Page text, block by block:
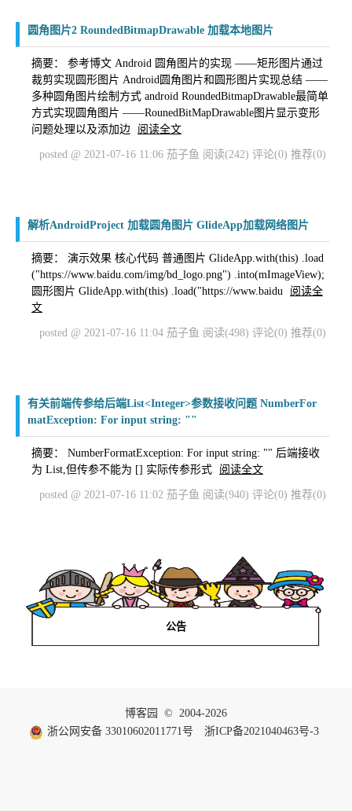
圆角图片2 RoundedBitmapDrawable 加载本地图片
摘要： 参考博文 Android 圆角图片的实现 ——矩形图片通过
裁剪实现圆形图片 Android圆角图片和圆形图片实现总结 ——
多种圆角图片绘制方式 android RoundedBitmapDrawable最简单
方式实现圆角图片 ——RounedBitMapDrawable图片显示变形
问题处理以及添加边
阅读全文
posted @ 2021-07-16 11:06 茄子鱼 阅读(242) 评论(0) 推荐(0)
解析AndroidProject 加载圆角图片 GlideApp加载网络图片
摘要： 演示效果 核心代码 普通图片 GlideApp.with(this) .load
("https://www.baidu.com/img/bd_logo.png") .into(mImageView);
圆形图片 GlideApp.with(this) .load("https://www.baidu
阅读全
文
posted @ 2021-07-16 11:04 茄子鱼 阅读(498) 评论(0) 推荐(0)
有关前端传参给后端List<Integer>参数接收问题 NumberFor
matException: For input string: ""
摘要： NumberFormatException: For input string: "" 后端接收
为 List,但传参不能为 [] 实际传参形式
阅读全文
posted @ 2021-07-16 11:02 茄子鱼 阅读(940) 评论(0) 推荐(0)
公告
博客园
© 2004-2026
浙公网安备 33010602011771号
浙ICP备2021040463号-3